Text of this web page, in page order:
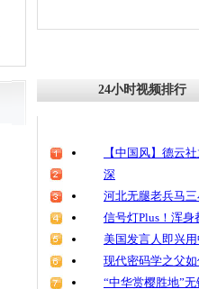
24小时视频排行
【中国风】德云
深
河北无腿老兵马
信号灯Plus！浑身
美国发言人即兴
现代密码学之父
“中华赏樱胜地”